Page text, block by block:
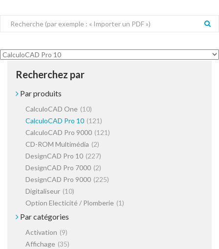
Recherchez par
Par produits
CalculoCAD One (10)
CalculoCAD Pro 10 (121)
CalculoCAD Pro 9000 (121)
CD-ROM Multimédia (2)
DesignCAD Pro 10 (227)
DesignCAD Pro 7000 (2)
DesignCAD Pro 9000 (225)
Digitaliseur (10)
Option Electicité / Plomberie (1)
Par catégories
Activation (9)
Affichage (35)